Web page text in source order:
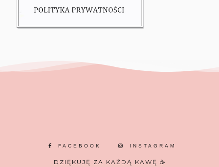
FACEBOOK INSTAGRAM
DZIĘKUJĘ ZA KAŻDĄ KAWĘ ☕